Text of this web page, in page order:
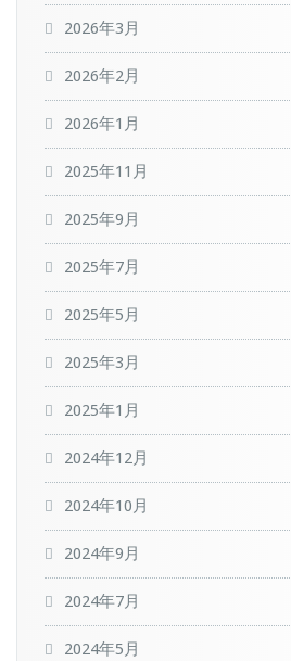
2026年3月
2026年2月
2026年1月
2025年11月
2025年9月
2025年7月
2025年5月
2025年3月
2025年1月
2024年12月
2024年10月
2024年9月
2024年7月
2024年5月